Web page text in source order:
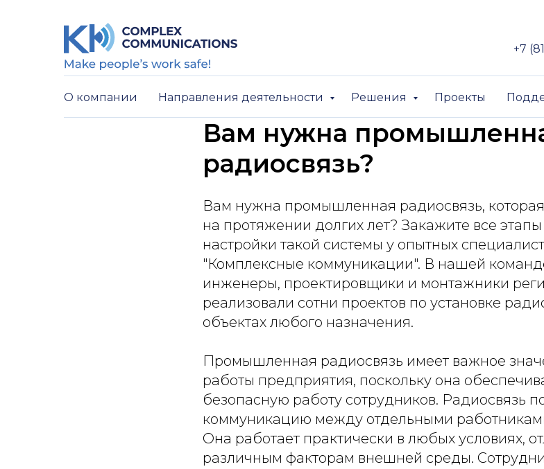
+7
О компании Направления деятельности Решения Проекты
Вам нужна
радиосвязь?
Вам нужна промышленная радиосвязь,
на протяжении долгих лет? Закажите все
настройки такой системы у опытных
"Комплексные коммуникации". В нашей
инженеры, проектировщики и монтажники
реализовали сотни проектов по установке
объектах любого назначения.
Промышленная радиосвязь имеет важное
работы предприятия, поскольку она
безопасную работу сотрудников. Радиосвязь
коммуникацию между отдельными
Она работает практически в любых условиях,
различным факторам внешней среды.